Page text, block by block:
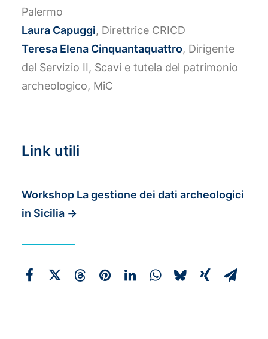
Palermo
Laura Capuggi, Direttrice CRICD
Teresa Elena Cinquantaquattro, Dirigente
del Servizio II, Scavi e tutela del patrimonio
archeologico, MiC
Link utili
Workshop La gestione dei dati archeologici
in Sicilia →